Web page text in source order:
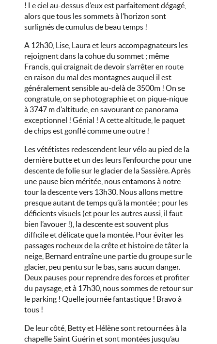
! Le ciel au-dessus d’eux est parfaitement dégagé,
alors que tous les sommets à l’horizon sont
surlignés de cumulus de beau temps !
A 12h30, Lise, Laura et leurs accompagnateurs les
rejoignent dans la cohue du sommet ; même
Francis, qui craignait de devoir s’arrêter en route
en raison du mal des montagnes auquel il est
généralement sensible au-delà de 3500m ! On se
congratule, on se photographie et on pique-nique
à 3747 m d’altitude, en savourant ce panorama
exceptionnel ! Génial ! A cette altitude, le paquet
de chips est gonflé comme une outre !
Les vététistes redescendent leur vélo au pied de la
dernière butte et un des leurs l’enfourche pour une
descente de folie sur le glacier de la Sassière. Après
une pause bien méritée, nous entamons à notre
tour la descente vers 13h30. Nous allons mettre
presque autant de temps qu’à la montée ; pour les
déficients visuels (et pour les autres aussi, il faut
bien l’avouer !), la descente est souvent plus
difficile et délicate que la montée. Pour éviter les
passages rocheux de la crête et histoire de tâter la
neige, Bernard entraîne une partie du groupe sur le
glacier, peu pentu sur le bas, sans aucun danger.
Deux pauses pour reprendre des forces et profiter
du paysage, et à 17h30, nous sommes de retour sur
le parking ! Quelle journée fantastique ! Bravo à
tous !
De leur côté, Betty et Hélène sont retournées à la
chapelle Saint Guérin et sont montées jusqu’au